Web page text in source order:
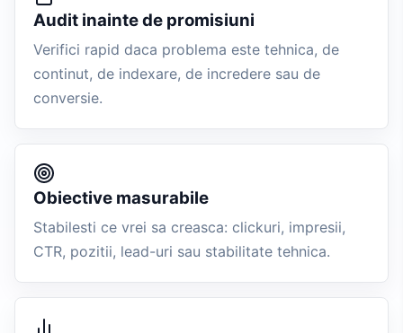
Audit inainte de promisiuni
Verifici rapid daca problema este tehnica, de
continut, de indexare, de incredere sau de
conversie.
Obiective masurabile
Stabilesti ce vrei sa creasca: clickuri, impresii,
CTR, pozitii, lead-uri sau stabilitate tehnica.